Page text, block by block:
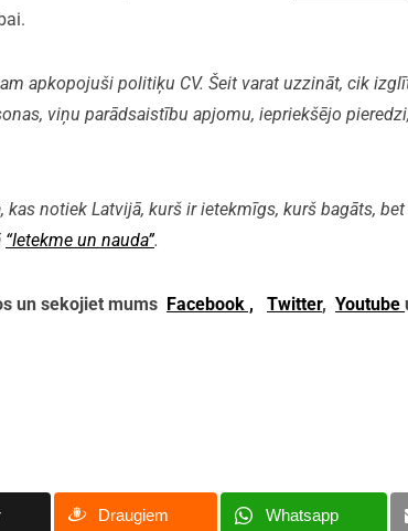
apkopojuši politiķu CV. Šeit varat uzzināt, cik
viņu parādsaistību apjomu, iepriekšējo
kas notiek Latvijā, kurš ir ietekmīgs, kurš bagāts,
“Ietekme un nauda”.
un sekojiet mums Facebook , Twitter, Youtube
Draugiem Whatsapp